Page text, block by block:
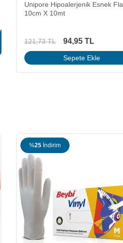
Octacare Bez Flaster 5cm X 5m
Sepette %5 İndirim142,40
Sepete Ekle
%25 İndirim